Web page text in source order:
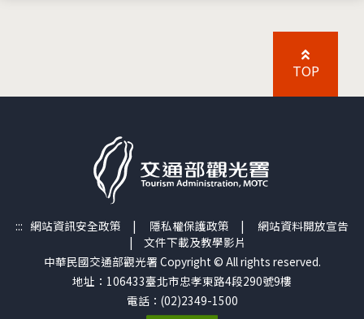
TOP
::: 網站資訊安全政策 | 隱私權保護政策 | 網站資料開放宣告
| 文件下載及教學影片
中華民國交通部觀光署 Copyright © All rights reserved.
地址：106433臺北市忠孝東路4段290號9樓
電話：(02)2349-1500